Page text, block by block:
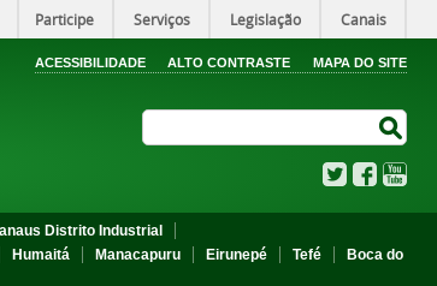
Participe Serviços Legislação Canais
ACESSIBILIDADE ALTO CONTRASTE MAPA DO SITE
TwitterFacebook
Distrito Industrial
Humaitá Manacapuru Eirunepé Tefé
Boca do